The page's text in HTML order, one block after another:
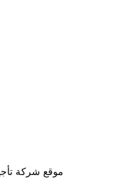
موقع شركة